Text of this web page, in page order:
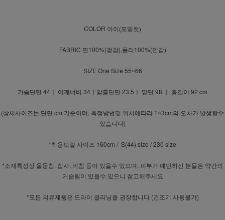
COLOR 아이(모델컷)
FABRIC 면100%(겉감),폴리100%(안감)
SIZE One Size 55~66
가슴단면 44ㅣ 어깨너비 34ㅣ암홀단면 23.5ㅣ 밑단 98 ㅣ 총길이 92 cm
(상세사이즈는 단면 cm 기준이며, 측정방법및 위치에따라 1~3cm의 오차가 발생할수
있습니다)
*착용모델 사이즈 160cm / S(44) size / 230 size
*소재특성상 올뭉침, 잡사, 비침 등이 있을수 있으며, 피부가 예민하신 분들은 약간의
거슬림이 있을수 있으니 참고해주세요
*모든 의류제품은 드라이 클리닝을 권장합니다 (건조기 사용불가)